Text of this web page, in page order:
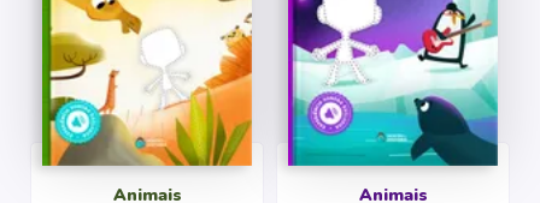
Animais Animais